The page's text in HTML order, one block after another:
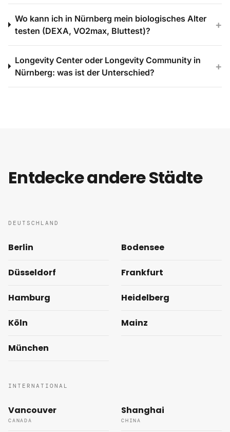
Wo kann ich in Nürnberg mein biologisches Alter
testen (DEXA, VO2max, Bluttest)?
+
Longevity Center oder Longevity Community in
Nürnberg: was ist der Unterschied?
+
Entdecke andere Städte
DEUTSCHLAND
Berlin Bodensee
Düsseldorf Frankfurt
Hamburg Heidelberg
Köln Mainz
München
INTERNATIONAL
Vancouver
CANADA
Shanghai
CHINA